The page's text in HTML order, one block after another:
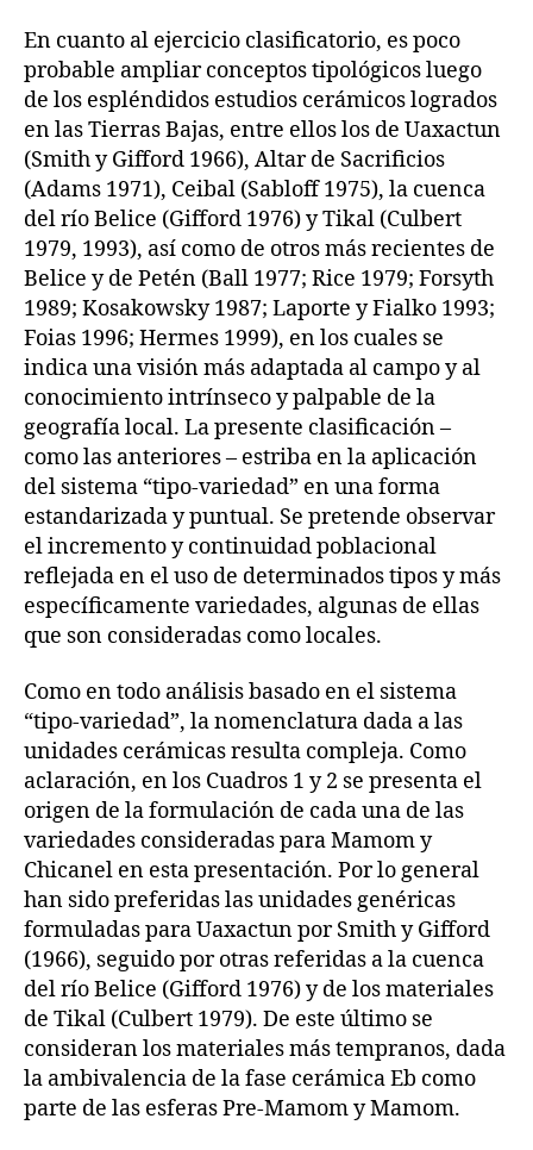
En cuanto al ejercicio clasificatorio, es poco
probable ampliar conceptos tipológicos luego
de los espléndidos estudios cerámicos logrados
en las Tierras Bajas, entre ellos los de Uaxactun
(Smith y Gifford 1966), Altar de Sacrificios
(Adams 1971), Ceibal (Sabloff 1975), la cuenca
del río Belice (Gifford 1976) y Tikal (Culbert
1979, 1993), así como de otros más recientes de
Belice y de Petén (Ball 1977; Rice 1979; Forsyth
1989; Kosakowsky 1987; Laporte y Fialko 1993;
Foias 1996; Hermes 1999), en los cuales se
indica una visión más adaptada al campo y al
conocimiento intrínseco y palpable de la
geografía local. La presente clasificación –
como las anteriores – estriba en la aplicación
del sistema “tipo-variedad” en una forma
estandarizada y puntual. Se pretende observar
el incremento y continuidad poblacional
reflejada en el uso de determinados tipos y más
específicamente variedades, algunas de ellas
que son consideradas como locales.
Como en todo análisis basado en el sistema
“tipo-variedad”, la nomenclatura dada a las
unidades cerámicas resulta compleja. Como
aclaración, en los Cuadros 1 y 2 se presenta el
origen de la formulación de cada una de las
variedades consideradas para Mamom y
Chicanel en esta presentación. Por lo general
han sido preferidas las unidades genéricas
formuladas para Uaxactun por Smith y Gifford
(1966), seguido por otras referidas a la cuenca
del río Belice (Gifford 1976) y de los materiales
de Tikal (Culbert 1979). De este último se
consideran los materiales más tempranos, dada
la ambivalencia de la fase cerámica Eb como
parte de las esferas Pre-Mamom y Mamom.